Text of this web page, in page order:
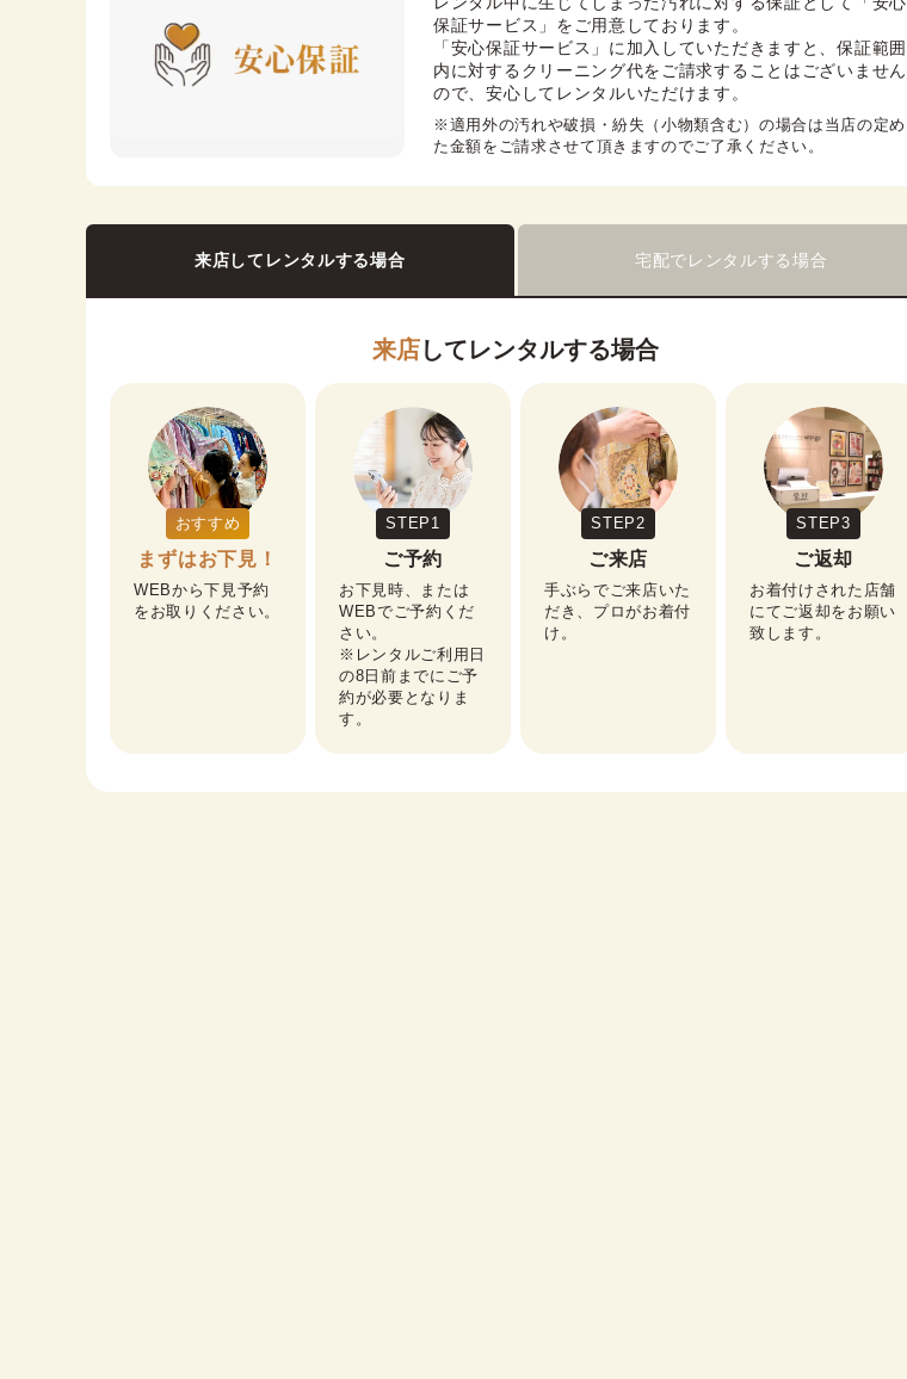
保証サービス」をご用意しております。
「安心保証サービス」に加入していただきますと、保証範囲
内に対するクリーニング代をご請求することはございません
ので、安心してレンタルいただけます。
※適用外の汚れや破損・紛失（小物類含む）の場合は当店の定め
た金額をご請求させて頂きますのでご了承ください。
来店してレンタルする場合 宅配でレンタルする場合
来店してレンタルする場合
おすすめ
まずはお下見！
WEBから下見予約
をお取りください。
STEP1
ご予約
お下見時、または
WEBでご予約くだ
さい。
※レンタルご利用日
の8日前までにご予
約が必要となりま
す。
STEP2
ご来店
手ぶらでご来店いた
だき、プロがお着付
け。
STEP3
ご返却
お着付けされた店舗
にてご返却をお願い
致します。